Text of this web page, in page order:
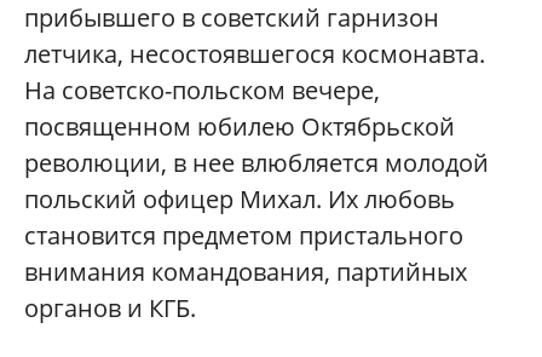
прибывшего в советский гарнизон
летчика, несостоявшегося космонавта.
На советско-польском вечере,
посвященном юбилею Октябрьской
революции, в нее влюбляется молодой
польский офицер Михал. Их любовь
становится предметом пристального
внимания командования, партийных
органов и КГБ.